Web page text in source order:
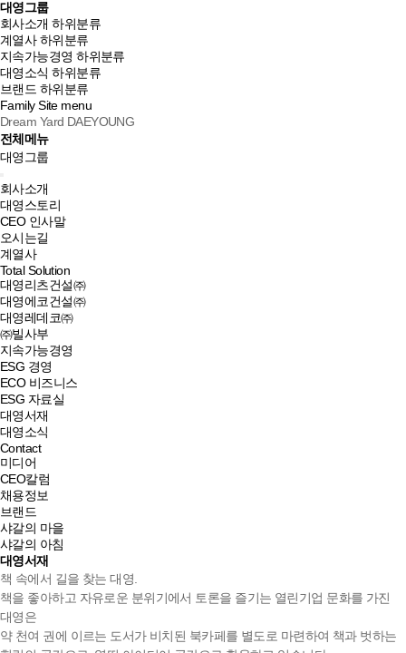
대영그룹
회사소개 하위분류
계열사 하위분류
지속가능경영 하위분류
대영소식 하위분류
브랜드 하위분류
Family Site menu
Dream Yard DAEYOUNG
전체메뉴
대영그룹
회사소개
대영스토리
CEO 인사말
오시는길
계열사
Total Solution
대영리츠건설㈜
대영에코건설㈜
대영레데코㈜
㈜빌사부
지속가능경영
ESG 경영
ECO 비즈니스
ESG 자료실
대영서재
대영소식
Contact
미디어
CEO칼럼
채용정보
브랜드
샤갈의 마을
샤갈의 아침
대영서재
책 속에서 길을 찾는 대영.
책을 좋아하고 자유로운 분위기에서 토론을 즐기는 열린기업 문화를 가진
대영은
약 천여 권에 이르는 도서가 비치된 북카페를 별도로 마련하여 책과 벗하는